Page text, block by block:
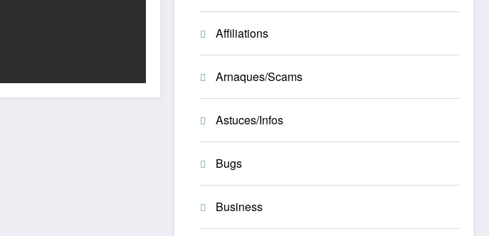
Affiliations
Arnaques/Scams
Astuces/Infos
Bugs
Business